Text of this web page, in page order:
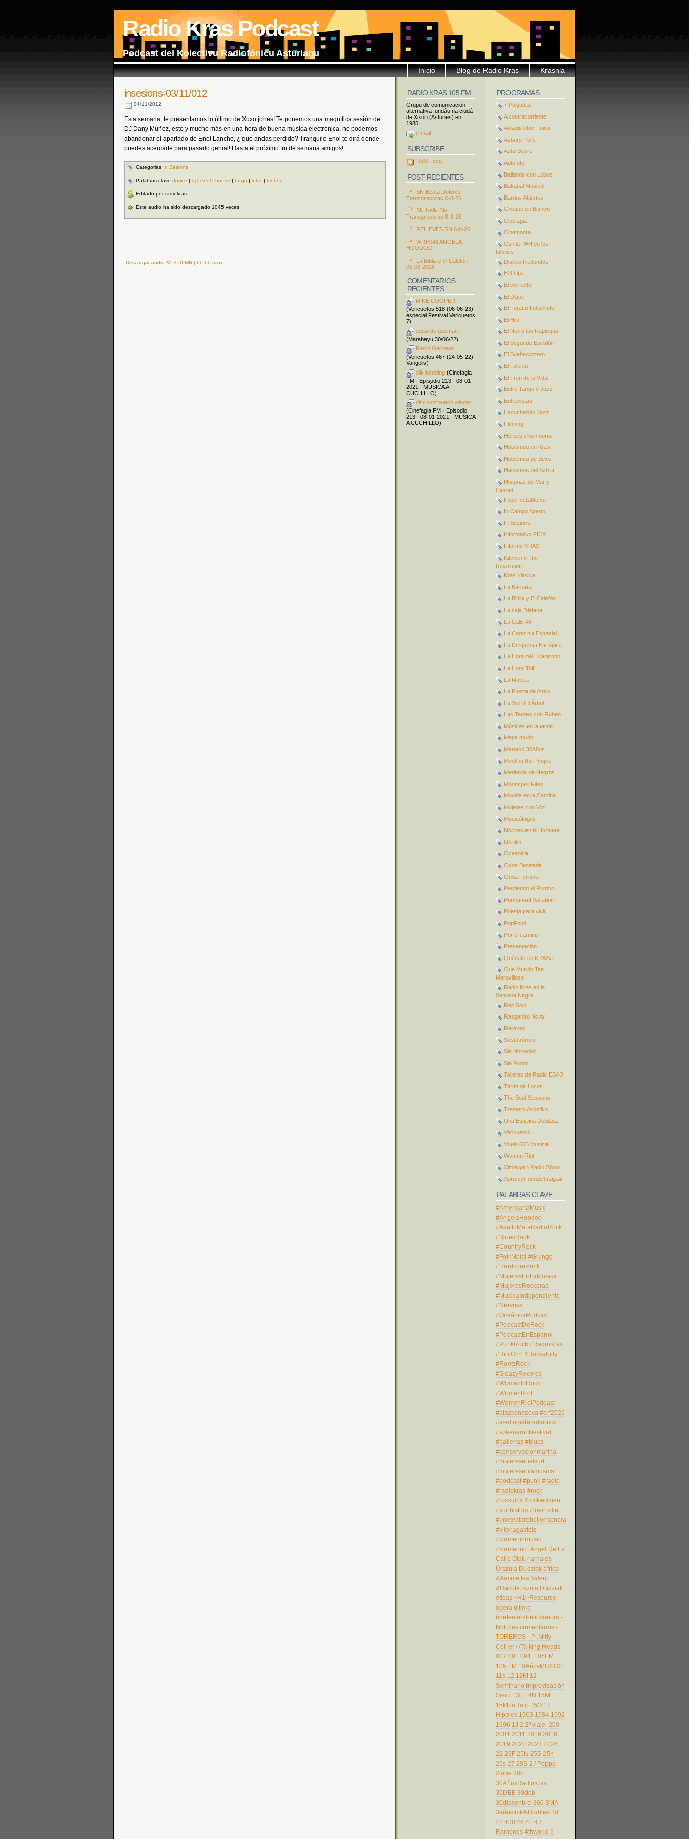
Radio Kras Podcast
Podcast del Kolectivu Radiofónicu Asturianu
Krasnia
Blog de Radio Kras
Inicio
insesions-03/11/012
04/11/2012
Esta semana, te presentamos lo último de Xuxo jones! Te ponemos una magnífica sesión de
DJ Dany Muñoz, esto y mucho más en una hora de buena música electrónica, no podemos
abandonar el apartado de Enol Lancho, ¿ que andas perdido? Tranquilo Enol te dirá donde
puedes acercarte para pasarlo genial! Hasta el próximo fin de semana amigos!
Categorias In Sesions
Palabras clave dance | dj | enol | house | hugo | intro | techno
Editado por radiokras
Este audio ha sido descargado 1045 veces
Descargar audio MP3 (0 MB | 60:00 min)
PROGRAMAS
7 Pulgadas
A contracorriente
Arradio llibre Fuina
Asbury Park
AsturScore
Autofoto
Bailando con Lobos
Bakanal Musical
Barrios Abiertos
Cheque en Blanco
Cinefagia
Cinemanía
Con la PAH en los
talones
Discos Redondos
E2O lpa
El corrector
El Dique
El Furacu Indiscretu
El Hilo
El Nieiru las Rapiegas
El Segundo Escalón
El Suañacoptero
El Talento
El Tren de la Vida
Entre Tango y Jazz
Entrevistas
Escuchando Jazz
Fleming
Héroes ensin nome
Hablamos en Kras
Hablemos de Sexo
Hablemos del Sahra
Historias de Mar y
Ciudad
ImperfectaMente
In Campo Aperto
In Sesions
Informativo FICX
Informe KRAS
Kitchen of the
Revolution
Kras Klásica
La Bárbara
La Biblia y El Calefón
La caja Diáfana
La Calle 46
La Caracola Espacial
La Despensa Escópica
La Hora del Licántropo
La Hora Tolf
La Mavea
La Puerta de Atrás
La Voz del Árbol
Las Tardes con Rubén
Músicas en la tarde
Mapa mudo
Maratón 30Años
Meeting the People
Merienda de Negros
Moonspell Rites
Movida en la Cantina
Mujeres con Voz
Musicófagos
Noches en la Hoguera
NoSitio
Oceánica
Onda Barataria
Onda Feriante
Perdiendo el Rumbo
Permanent Vacation
Poesía para vivir
PopFood
Por el camino
Presentación
Quédate en KRASa
Que Mundo Tan
Maravilloso
Radio Kras en la
Semana Negra
Rap Solo
Rasgando No Ar
Relieves
Sestatrónica
Sin Novedad
Sin Pudor
Talleres de Radio ESAD
Tarde de Locos
The Soul Sessions
Trastero Akústiko
Una Esquina Doblada
Vericuetos
Vuelo 605 Musical
Women Riot
Ximiélgalo Radio Show
Xorrecer dende'l raiga&
PALABRAS CLAVE
#AmericanaMusic
#AngelaHoodoo
#AsaltoMataRadioRock
#BluesRock
#CountryRock
#FolkMetal #Grunge
#HardcorePunk
#MujeresEnLaMusica
#MujeresRockeras
#MusicaIndependiente
#Nervosa
#OceánicaPodcast
#PodcastDeRock
#PodcastEnEspanol
#PunkRock #RadioKras
#RiotGrrrl #Rockabilly
#RootsRock
#SleazyRecords
#WomenInRock
#WomenRiot
#WomenRiotPodcast
#alazkenaseva #arf2026
#asaltomataradiorock
#azkenarockfestival
#ballenas #blues
#conservacionmarina
#mujeresenelsurf
#mujeresenlamusica
#podcast #punk #radio
#radiokras #rock
#rockgirls #rockwomen
#surfhistory #trashville
#unetealarebelionsonora
#vitoriagasteiz
#womeninmusic
#womenriot Ángel De La
Calle Ölafur arnalds
Úrszula Dudziak áfrica
&Aacute;lex Valero
&Uacute;rszula Dudziak
éticas <H1>Resource
ópera último
únetealarebeliósonora -
Noticias comentarios -
TOREROS - P .Mitty
Collier / /Talking Heads
007 091 091; 105FM
105 FM 10AñosMUSOC
11s 12 12M 12
Seminario Improvisación
Siero 13o 14N 15M
15MpaRato 15O 17
Hippies 1963 1984 1992
1996 1J 2 2º viaje. 200
2001 2011 2016 2018
2019 2020 2023 2026
22 23F 25N 25S 25n
25s 27 29S 2 / Poppa
2tone 300
30AñosRadioKras
30DEB 30deb
30diasenbici 360 3MA
3añosImPAHrables 3d
42 430 46 4F 4 /
Ramones 4thworld 5
RADIO KRAS 105 FM
Grupu de comunicación
alternativa fundáu na ciudá
de Xixón (Asturies) en
1985.
e-mail
SUBSCRIBE
RSS Feed
POST RECIENTES
SN Beata Dolores
Transgresoras 6-8-26
SN Nelly Bly
Transgresoras 6-8-26-
RELIEVES SN 6-8-26
WRP048 ANGELA
HOODOO
La Biblia y el Calefón
05-08-2026
COMENTARIOS
RECIENTES
MIKE COOPER
(Vericuetos 518 (06-06-23):
especial Festival Vericuetos
7)
eduardo guzman
(Marabayu 30/06/22)
Ràdio Gallinera
(Vericuetos 467 (24-05-22):
Vangelis)
silk bedding (Cinefagia
FM · Episodio 213 · 08-01-
2021 · MÚSICA A
CUCHILLO)
discount watch winder
(Cinefagia FM · Episodio
213 · 08-01-2021 · MÚSICA
A CUCHILLO)